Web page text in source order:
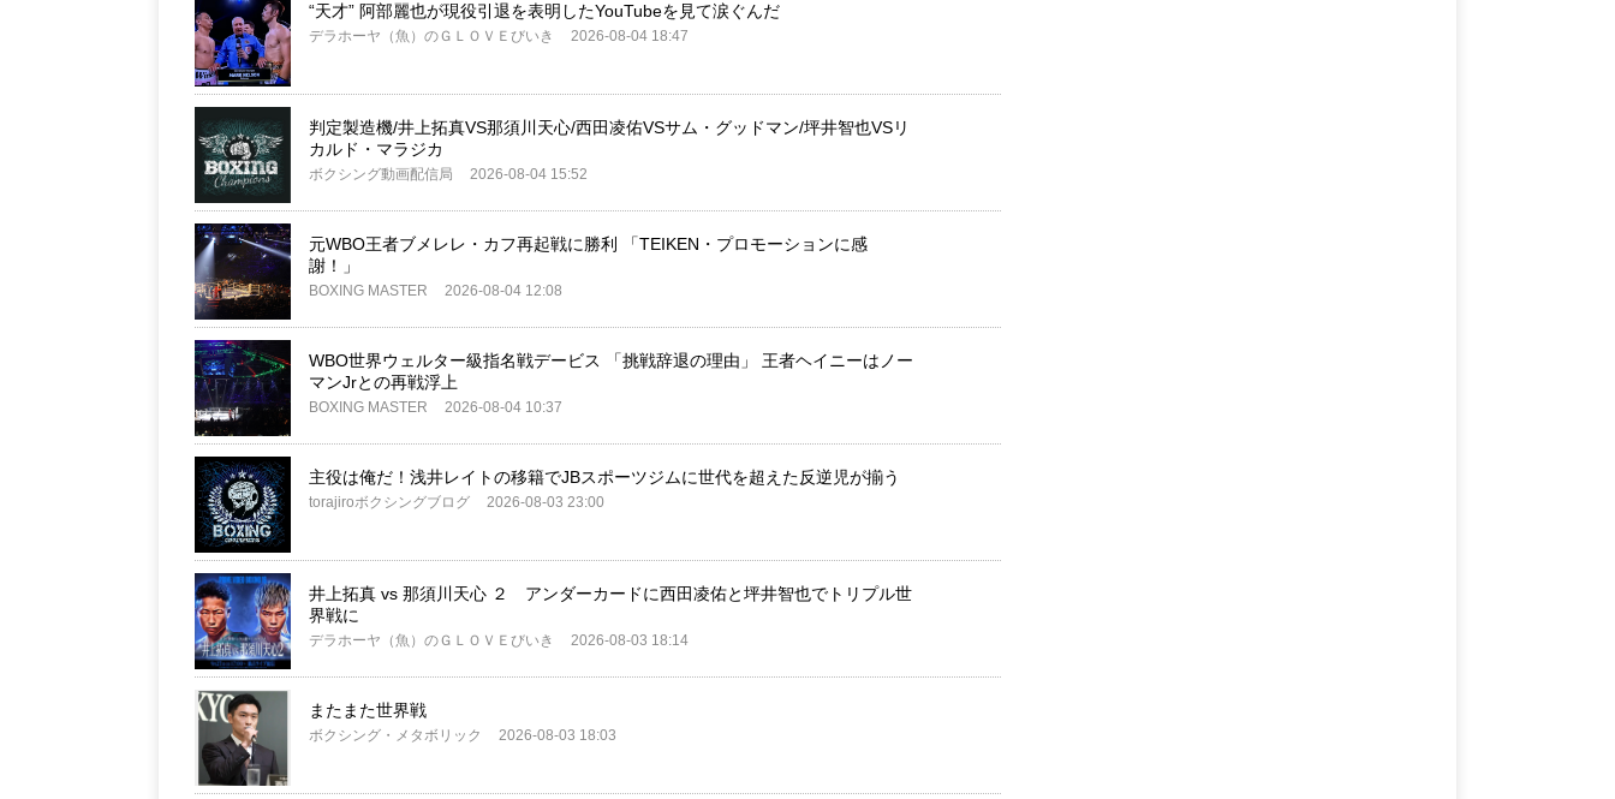
“天才” 阿部麗也が現役引退を表明したYouTubeを見て涙ぐんだ
デラホーヤ（魚）のＧＬＯＶＥびいき 2026-08-04 18:47
判定製造機/井上拓真VS那須川天心/西田凌佑VSサム・グッドマン/坪井智也VSリ
カルド・マラジカ
ボクシング動画配信局 2026-08-04 15:52
元WBO王者ブメレレ・カフ再起戦に勝利 「TEIKEN・プロモーションに感
謝！」
BOXING MASTER 2026-08-04 12:08
WBO世界ウェルター級指名戦デービス 「挑戦辞退の理由」 王者ヘイニーはノー
マンJrとの再戦浮上
BOXING MASTER 2026-08-04 10:37
主役は俺だ！浅井レイトの移籍でJBスポーツジムに世代を超えた反逆児が揃う
torajiroボクシングブログ 2026-08-03 23:00
井上拓真 vs 那須川天心 ２ アンダーカードに西田凌佑と坪井智也でトリプル世
界戦に
デラホーヤ（魚）のＧＬＯＶＥびいき 2026-08-03 18:14
またまた世界戦
ボクシング・メタボリック 2026-08-03 18:03